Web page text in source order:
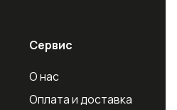
Сервис
О нас
Оплата и доставка